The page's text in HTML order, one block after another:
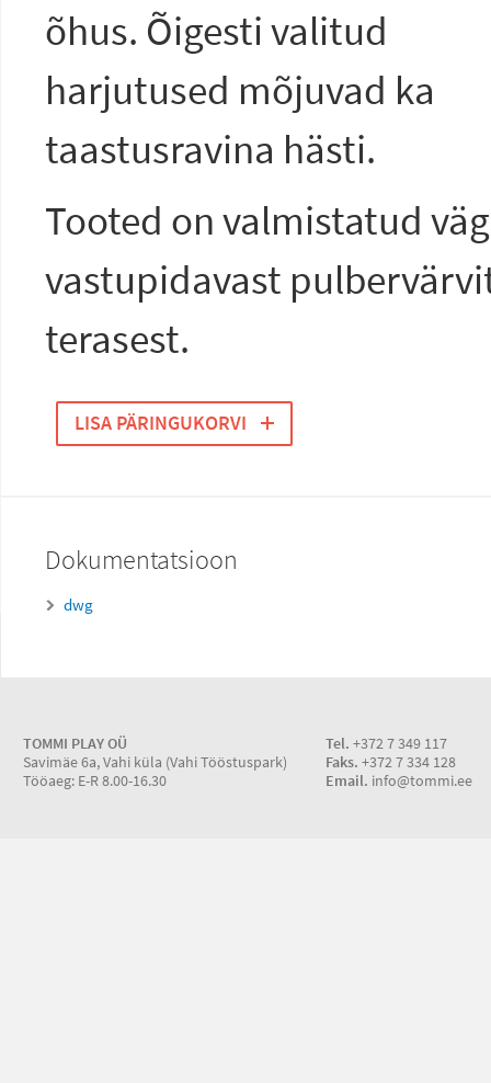
õhus. Õigesti valitud
harjutused mõjuvad ka
taastusravina hästi.
Tooted on valmistatud
vastupidavast
terasest.
LISA PÄRINGUKORVI
Dokumentatsioon
dwg
TOMMI PLAY OÜ
Savimäe 6a, Vahi küla (Vahi Tööstuspark)
Tööaeg: E-R 8.00-16.30
Tel. +372 7 349 117
Faks. +372 7 334 128
Email. info@tommi.ee